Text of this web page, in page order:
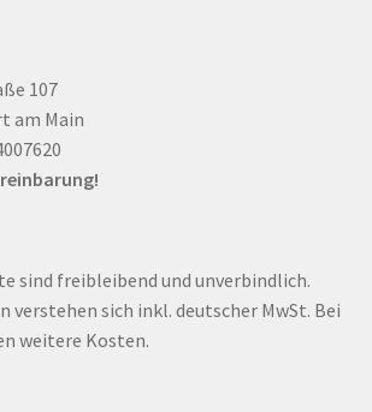
107
am Main
sind freibleibend und unverbindlich.
verstehen sich inkl. deutscher MwSt. Bei
weitere Kosten.